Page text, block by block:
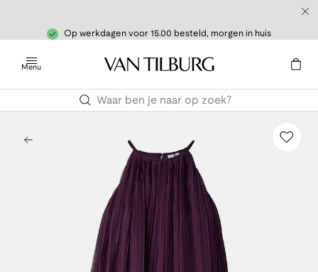
Op werkdagen voor 15.00 besteld, morgen in huis
Menu